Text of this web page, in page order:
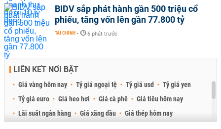
BIDV sắp phát hành gần 500 triệu cổ
phiếu, tăng vốn lên gần 77.800 tỷ
TÀI CHÍNH - 6 phút trước
LIÊN KẾT NỔI BẬT
Giá vàng hôm nay Tỷ giá ngoại tệ Tỷ giá usd
Tỷ giá yen
Tỷ giá euro
Giá heo hơi Giá cà phê
Giá tiêu hôm nay
Lãi suất ngân hàng
Giá xăng dầu
Giá thép hôm nay